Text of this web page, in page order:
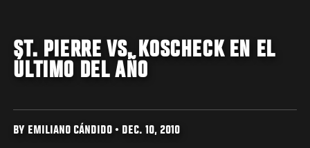
ST. PIERRE VS. KOSCHECK EN EL
ÚLTIMO DEL AÑO
BY EMILIANO CÁNDIDO • DEC. 10, 2010